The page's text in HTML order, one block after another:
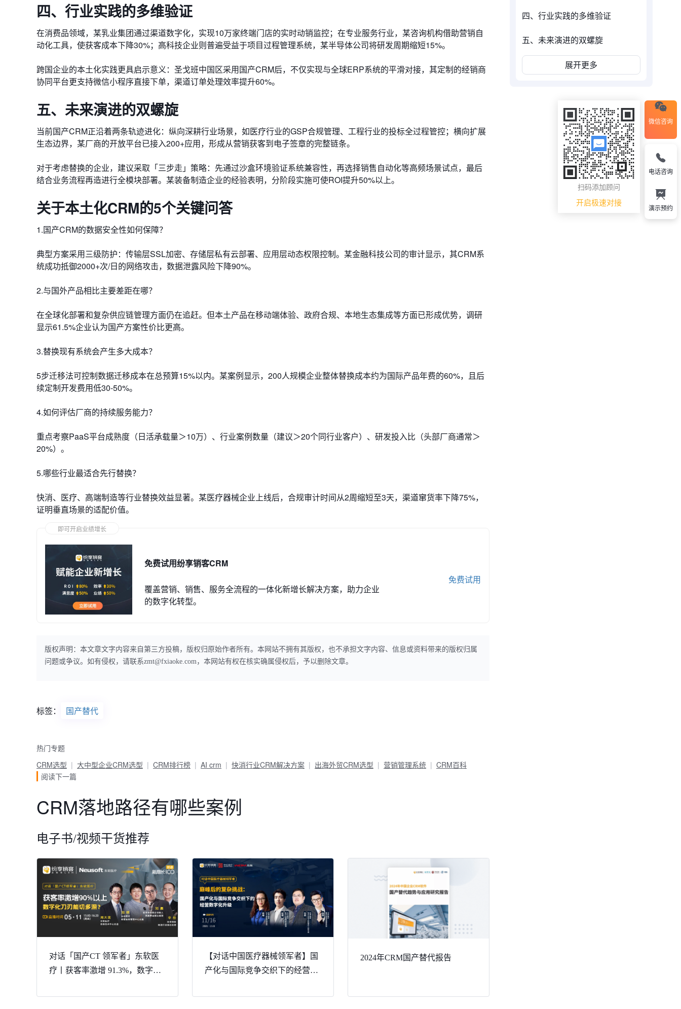
四、行业实践的多维验证
在消费品领域，某乳业集团通过渠道数字化，实现10万家终端门店的实时动销监控；在专业服务行业，某咨询机构借助营销自
动化工具，使获客成本下降30%；高科技企业则普遍受益于项目过程管理系统，某半导体公司将研发周期缩短15%。
跨国企业的本土化实践更具启示意义：圣戈班中国区采用国产CRM后，不仅实现与全球ERP系统的平滑对接，其定制的经销商
协同平台更支持微信小程序直接下单，渠道订单处理效率提升60%。
五、未来演进的双螺旋
当前国产CRM正沿着两条轨迹进化：纵向深耕行业场景，如医疗行业的GSP合规管理、工程行业的投标全过程管控；横向扩展
生态边界，某厂商的开放平台已接入200+应用，形成从营销获客到电子签章的完整链条。
对于考虑替换的企业，建议采取「三步走」策略：先通过沙盒环境验证系统兼容性，再选择销售自动化等高频场景试点，最后
结合业务流程再造进行全模块部署。某装备制造企业的经验表明，分阶段实施可使ROI提升50%以上。
关于本土化CRM的5个关键问答
1.国产CRM的数据安全性如何保障？
典型方案采用三级防护：传输层SSL加密、存储层私有云部署、应用层动态权限控制。某金融科技公司的审计显示，其CRM系
统成功抵御2000+次/日的网络攻击，数据泄露风险下降90%。
2.与国外产品相比主要差距在哪？
在全球化部署和复杂供应链管理方面仍在追赶。但本土产品在移动端体验、政府合规、本地生态集成等方面已形成优势，调研
显示61.5%企业认为国产方案性价比更高。
3.替换现有系统会产生多大成本？
5步迁移法可控制数据迁移成本在总预算15%以内。某案例显示，200人规模企业整体替换成本约为国际产品年费的60%，且后
续定制开发费用低30-50%。
4.如何评估厂商的持续服务能力？
重点考察PaaS平台成熟度（日活承载量＞10万）、行业案例数量（建议＞20个同行业客户）、研发投入比（头部厂商通常＞
20%）。
5.哪些行业最适合先行替换？
快消、医疗、高端制造等行业替换效益显著。某医疗器械企业上线后，合规审计时间从2周缩短至3天，渠道窜货率下降75%，
证明垂直场景的适配价值。
即可开启业绩增长
免费试用纷享销客CRM
覆盖营销、销售、服务全流程的一体化新增长解决方案，助力企业
的数字化转型。
免费试用
版权声明：本文章文字内容来自第三方投稿，版权归原始作者所有。本网站不拥有其版权，也不承担文字内容、信息或资料带来的版权归属
问题或争议。如有侵权，请联系zmt@fxiaoke.com，本网站有权在核实确属侵权后，予以删除文章。
标签： 国产替代
热门专题
CRM选型
大中型企业CRM选型 CRM排行榜 AI crm 快消行业CRM解决方案 出海外贸CRM选型 营销管理系统
CRM百科
阅读下一篇
CRM落地路径有哪些案例
电子书/视频干货推荐
对话「国产CT 领军者」东软医
疗丨获客率激增 91.3%，数字化
【对话中国医疗器械领军者】国
产化与国际竞争交织下的经营数
2024年CRM国产替代报告
四、行业实践的多维验证
五、未来演进的双螺旋
展开更多
微信咨询
扫码添加顾问
开启极速对接
电话咨询
演示预约